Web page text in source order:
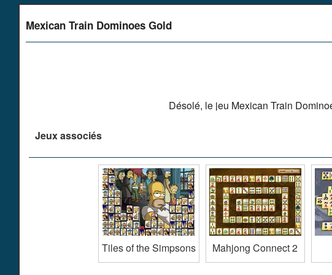
Mexican Train Dominoes Gold
Désolé, le jeu Mexican Train
Jeux associés
Tiles of the Simpsons Mahjong Connect 2